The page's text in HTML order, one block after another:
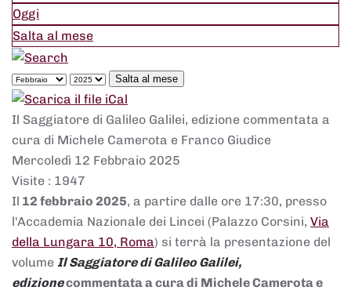
Oggi
Salta al mese
Salta al mese
Il Saggiatore di Galileo Galilei, edizione commentata a
cura di Michele Camerota e Franco Giudice
Mercoledì 12 Febbraio 2025
Visite : 1947
Il 12 febbraio 2025, a partire dalle ore 17:30, presso
l'Accademia Nazionale dei Lincei (Palazzo Corsini, Via
della Lungara 10, Roma) si terrà la presentazione del
volume Il Saggiatore di Galileo Galilei,
edizionecommentata a cura di Michele Camerota e